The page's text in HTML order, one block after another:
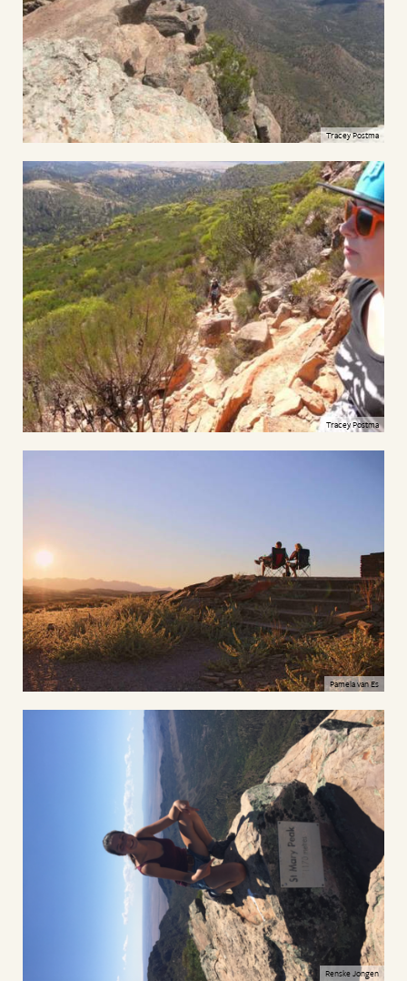
Tracey Postma
Tracey Postma
Pamela van Es
Renske Jongen